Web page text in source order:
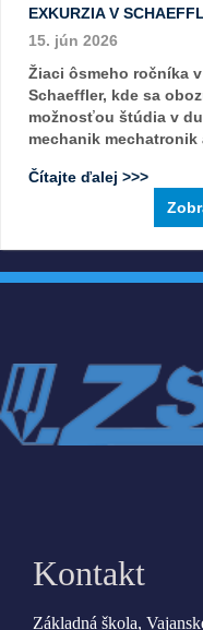
EXKURZIA V
15. jún 2026
Žiaci ôsmeho ročníka
Schaeffler, kde sa
možnosťou štúdia v
mechanik mechatronik
Čítajte ďalej >>>
Kontakt
Základná škola,